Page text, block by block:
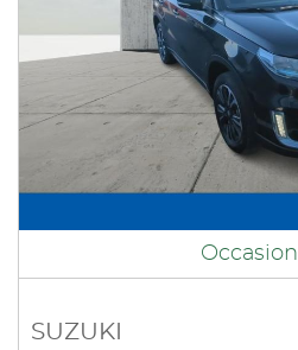
Occasion
SUZUKI